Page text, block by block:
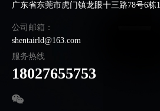
广东省东莞市虎门镇龙眼十三路78号6栋
公司邮箱：
shentairld@163.com
服务热线
18027655753